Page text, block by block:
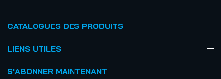
CATALOGUES DES PRODUITS
LIENS UTILES
S'ABONNER MAINTENANT